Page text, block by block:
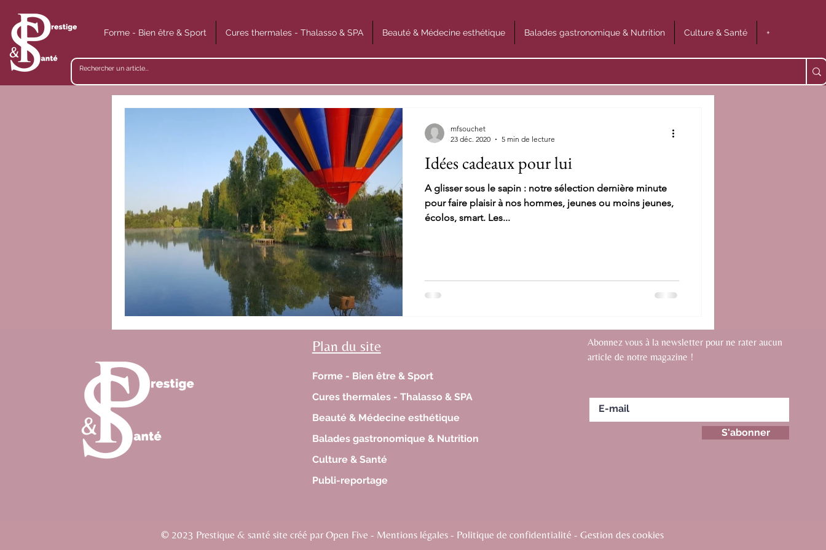
Forme - Bien être & Sport Cures thermales - Thalasso & SPA Beauté & Médecine esthétique Balades gastronomique & Nutrition Culture & Santé +
Idées cadeaux pour lui
A glisser sous le sapin : notre sélection dernière minute
pour faire plaisir à nos hommes, jeunes ou moins jeunes,
écolos, smart. Les...
mfsouchet
23 déc. 2020
5 min de lecture
Plan du site
Forme - Bien être & Sport
Cures thermales - Thalasso & SPA
Beauté & Médecine esthétique
Balades gastronomique & Nutrition
Culture & Santé
Publi-reportage
Abonnez vous à la newsletter pour ne rater aucun
article de notre magazine !
S'abonner
© 2023 Prestique & santé site créé par Open Five - Mentions légales - Politique de confidentialité - Gestion des cookies